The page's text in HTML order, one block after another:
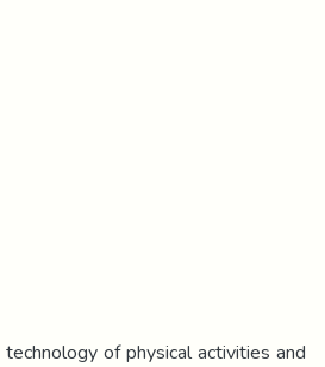
of physical activities and